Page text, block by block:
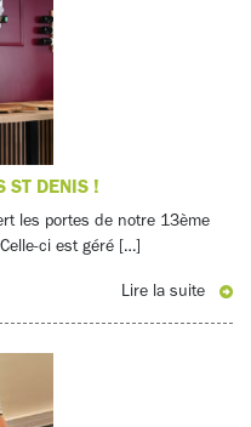
ST DENIS !
les portes de notre 13ème
ci est géré […]
Lire la suite